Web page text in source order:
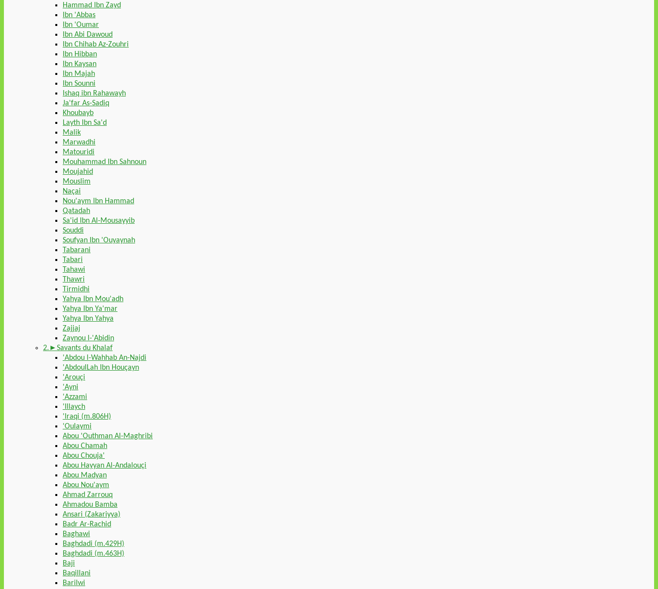
Hammad Ibn Zayd
Ibn 'Abbas
Ibn 'Oumar
Ibn Abi Dawoud
Ibn Chihab Az-Zouhri
Ibn Hibban
Ibn Kaysan
Ibn Majah
Ibn Sounni
Ishaq ibn Rahawayh
Ja'far As-Sadiq
Khoubayb
Layth Ibn Sa'd
Malik
Marwadhi
Matouridi
Mouhammad Ibn Sahnoun
Moujahid
Mouslim
Naçai
Nou'aym Ibn Hammad
Qatadah
Sa'id Ibn Al-Mousayyib
Souddi
Soufyan Ibn 'Ouyaynah
Tabarani
Tabari
Tahawi
Thawri
Tirmidhi
Yahya Ibn Mou'adh
Yahya Ibn Ya'mar
Yahya Ibn Yahya
Zajjaj
Zaynou l-'Abidin
2.►Savants du Khalaf
'Abdou l-Wahhab An-Najdi
'AbdoulLah Ibn Houçayn
'Arouçi
'Ayni
'Azzami
'Illaych
'Iraqi (m.806H)
'Oulaymi
Abou 'Outhman Al-Maghribi
Abou Chamah
Abou Chouja'
Abou Hayyan Al-Andalouçi
Abou Madyan
Abou Nou'aym
Ahmad Zarrouq
Ahmadou Bamba
Ansari (Zakariyya)
Badr Ar-Rachid
Baghawi
Baghdadi (m.429H)
Baghdadi (m.463H)
Baji
Baqillani
Barilwi